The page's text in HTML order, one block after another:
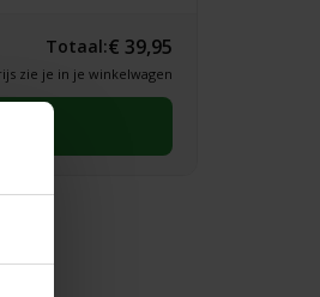
Totaal:€ 39,95
zie je in je winkelwagen